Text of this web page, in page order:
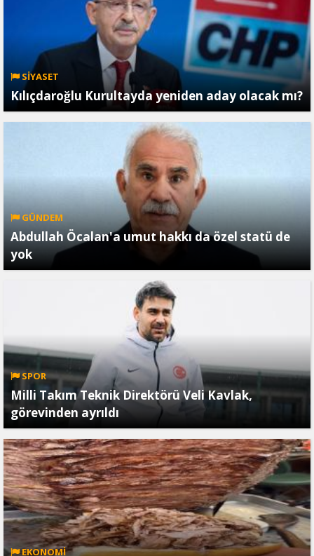
SİYASET
Kılıçdaroğlu Kurultayda yeniden aday olacak mı?
GÜNDEM
Abdullah Öcalan'a umut hakkı da özel statü de
yok
SPOR
Milli Takım Teknik Direktörü Veli Kavlak,
görevinden ayrıldı
EKONOMİ